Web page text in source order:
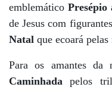
emblemáticoPresépio
de Jesus com
Natal que ecoará pelas
Para os amantes da
Caminhada pelos